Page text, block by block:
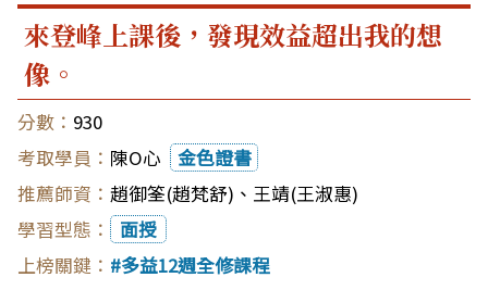
來登峰上課後，發現效益超出我的想
像。
930
陳O心
金色證書
趙御筌(趙梵舒) 、 王靖(王淑惠)
面授
多益12週全修課程